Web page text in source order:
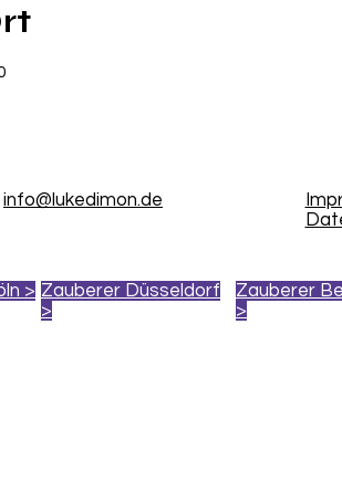
info@lukedimon.de
> Zauberer Düsseldorf
>
Zauberer
>